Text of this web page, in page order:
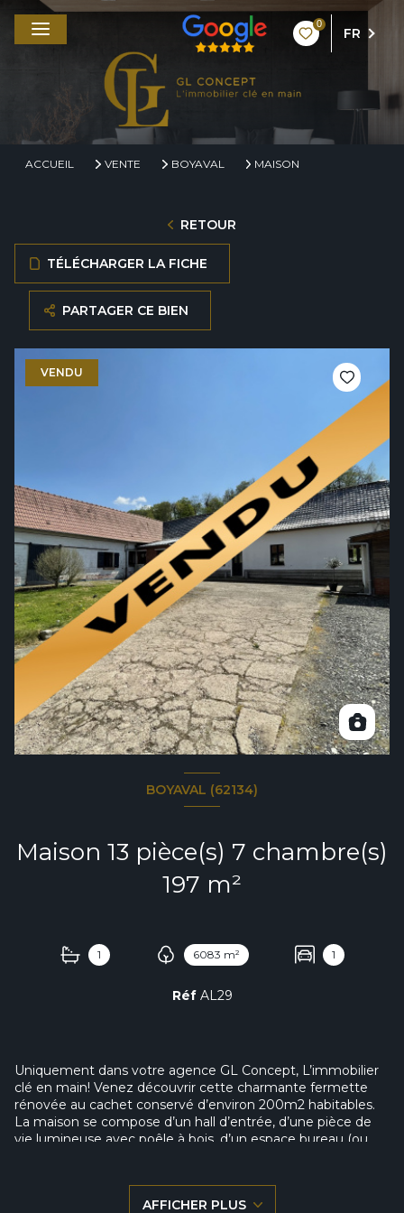
0
FR
ACCUEIL VENTE BOYAVAL MAISON
RETOUR
TÉLÉCHARGER LA FICHE
PARTAGER CE BIEN
VENDU
BOYAVAL (62134)
Maison 13 pièce(s) 7 chambre(s)
197 m²
1 6083 m² 1
Réf AL29
Uniquement dans votre agence GL Concept, L’immobilier
clé en main! Venez découvrir cette charmante fermette
rénovée au cachet conservé d’environ 200m2 habitables.
La maison se compose d’un hall d’entrée, d’une pièce de
vie lumineuse avec poêle à bois, d’un espace bureau (ou
supplémentaires. A l’extérieur, vous découvrirez une cour
intérieure avec dépendances, une belle grange, possibilité
AFFICHER PLUS